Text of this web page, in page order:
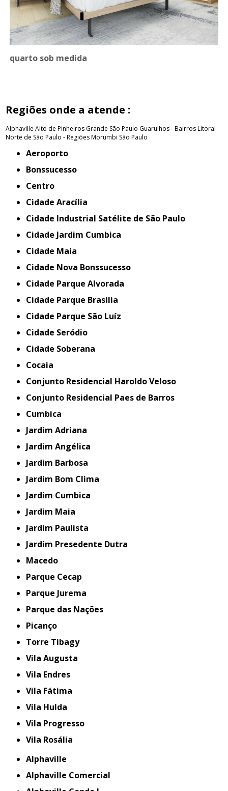
quarto sob medida
Regiões onde a atende :
Alphaville Alto de Pinheiros Grande São Paulo Guarulhos - BairrosLitoral
Norte de São Paulo - RegiõesMorumbi São Paulo
Aeroporto
Bonssucesso
Centro
Cidade Aracília
Cidade Industrial Satélite de São Paulo
Cidade Jardim Cumbica
Cidade Maia
Cidade Nova Bonssucesso
Cidade Parque Alvorada
Cidade Parque Brasília
Cidade Parque São Luíz
Cidade Seródio
Cidade Soberana
Cocaia
Conjunto Residencial Haroldo Veloso
Conjunto Residencial Paes de Barros
Cumbica
Jardim Adriana
Jardim Angélica
Jardim Barbosa
Jardim Bom Clima
Jardim Cumbica
Jardim Maia
Jardim Paulista
Jardim Presedente Dutra
Macedo
Parque Cecap
Parque Jurema
Parque das Nações
Picanço
Torre Tibagy
Vila Augusta
Vila Endres
Vila Fátima
Vila Hulda
Vila Progresso
Vila Rosália
Alphaville
Alphaville Comercial